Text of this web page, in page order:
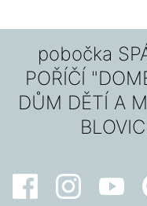
pobočka
POŘÍČÍ
DŮM DĚTÍ A